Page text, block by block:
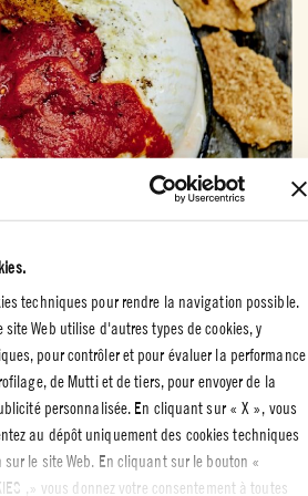
techniques pour rendre la navigation possible.
site Web utilise d'autres types de cookies, y
pour contrôler et pour évaluer la performance
de Mutti et de tiers, pour envoyer de la
personnalisée. En cliquant sur « X », vous
au dépôt uniquement des cookies techniques
le site Web. En cliquant sur le bouton «
,» vous donnez votre consentement à toutes
GOURMANDE